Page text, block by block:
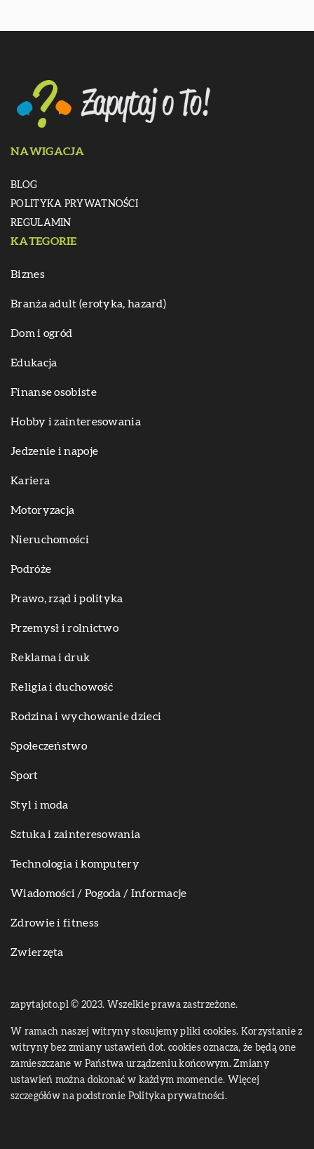
NAWIGACJA
BLOG
POLITYKA PRYWATNOŚCI
REGULAMIN
KATEGORIE
Biznes
Branża adult (erotyka, hazard)
Dom i ogród
Edukacja
Finanse osobiste
Hobby i zainteresowania
Jedzenie i napoje
Kariera
Motoryzacja
Nieruchomości
Podróże
Prawo, rząd i polityka
Przemysł i rolnictwo
Reklama i druk
Religia i duchowość
Rodzina i wychowanie dzieci
Społeczeństwo
Sport
Styl i moda
Sztuka i zainteresowania
Technologia i komputery
Wiadomości / Pogoda / Informacje
Zdrowie i fitness
Zwierzęta
zapytajoto.pl © 2023. Wszelkie prawa zastrzeżone.
W ramach naszej witryny stosujemy pliki cookies. Korzystanie z
witryny bez zmiany ustawień dot. cookies oznacza, że będą one
zamieszczane w Państwa urządzeniu końcowym. Zmiany
ustawień można dokonać w każdym momencie. Więcej
szczegółów na podstronie Polityka prywatności.